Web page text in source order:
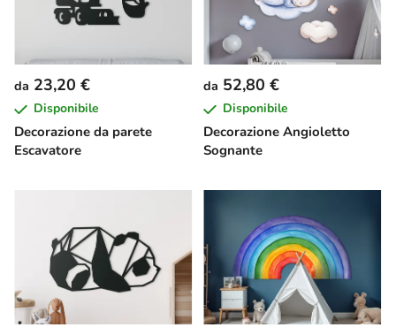
Decorazione da parete
Escavatore
da 23,20 €
Disponibile
Decorazione Angioletto
Sognante
da 52,80 €
Disponibile